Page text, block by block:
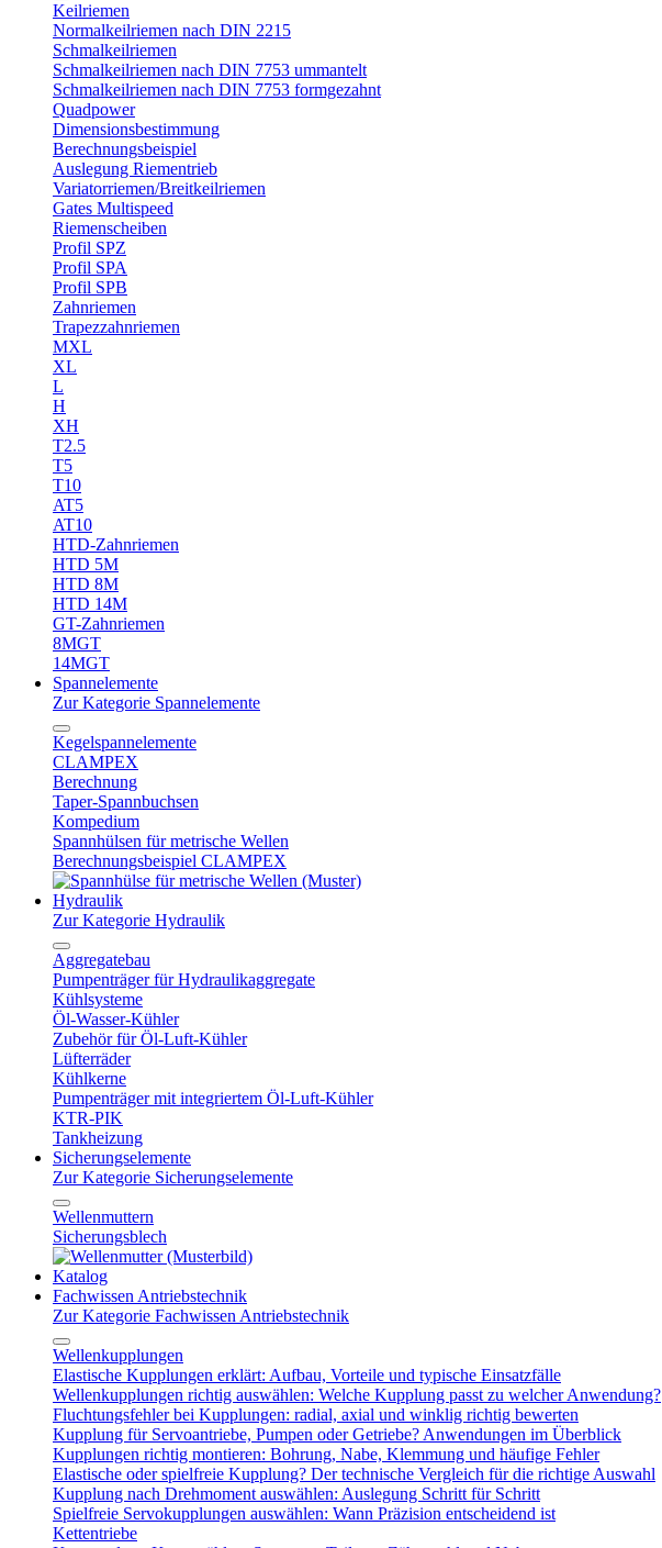
Keilriemen
Normalkeilriemen nach DIN 2215
Schmalkeilriemen
Schmalkeilriemen nach DIN 7753 ummantelt
Schmalkeilriemen nach DIN 7753 formgezahnt
Quadpower
Dimensionsbestimmung
Berechnungsbeispiel
Auslegung Riementrieb
Variatorriemen/Breitkeilriemen
Gates Multispeed
Riemenscheiben
Profil SPZ
Profil SPA
Profil SPB
Zahnriemen
Trapezzahnriemen
MXL
XL
L
H
XH
T2.5
T5
T10
AT5
AT10
HTD-Zahnriemen
HTD 5M
HTD 8M
HTD 14M
GT-Zahnriemen
8MGT
14MGT
Spannelemente
Zur Kategorie Spannelemente
Kegelspannelemente
CLAMPEX
Berechnung
Taper-Spannbuchsen
Kompedium
Spannhülsen für metrische Wellen
Berechnungsbeispiel CLAMPEX
Hydraulik
Zur Kategorie Hydraulik
Aggregatebau
Pumpenträger für Hydraulikaggregate
Kühlsysteme
Öl-Wasser-Kühler
Zubehör für Öl-Luft-Kühler
Lüfterräder
Kühlkerne
Pumpenträger mit integriertem Öl-Luft-Kühler
KTR-PIK
Tankheizung
Sicherungselemente
Zur Kategorie Sicherungselemente
Wellenmuttern
Sicherungsblech
Katalog
Fachwissen Antriebstechnik
Zur Kategorie Fachwissen Antriebstechnik
Wellenkupplungen
Elastische Kupplungen erklärt: Aufbau, Vorteile und typische Einsatzfälle
Wellenkupplungen richtig auswählen: Welche Kupplung passt zu welcher Anwendung?
Fluchtungsfehler bei Kupplungen: radial, axial und winklig richtig bewerten
Kupplung für Servoantriebe, Pumpen oder Getriebe? Anwendungen im Überblick
Kupplungen richtig montieren: Bohrung, Nabe, Klemmung und häufige Fehler
Elastische oder spielfreie Kupplung? Der technische Vergleich für die richtige Auswahl
Kupplung nach Drehmoment auswählen: Auslegung Schritt für Schritt
Spielfreie Servokupplungen auswählen: Wann Präzision entscheidend ist
Kettentriebe